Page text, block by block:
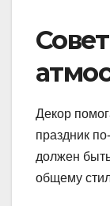
Декор
праздник
должен
общему